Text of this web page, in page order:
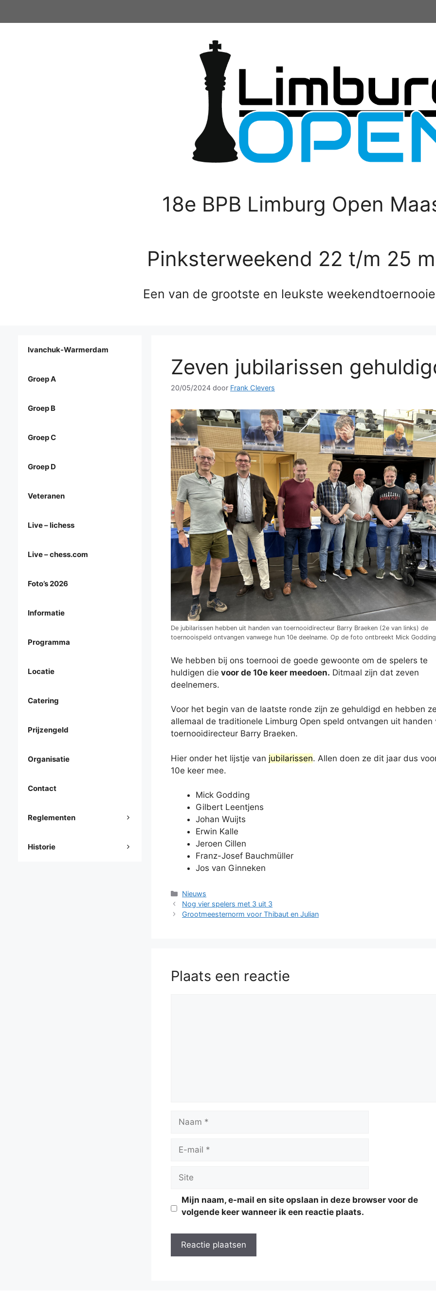
18e BPB Limburg Open
Pinksterweekend 22 t/m 25
Een van de grootste en leukste
Zeven jubilarissen
20/05/2024 door Frank Clevers
De jubilarissen hebben uit handen van toernooidirecteur Barry Braeken (2e van links) de
toernooispeld ontvangen vanwege hun 10e deelname. Op de foto ontbreekt Mick
We hebben bij ons toernooi de goede gewoonte om de spelers te
huldigen die voor de 10e keer meedoen. Ditmaal zijn dat zeven
deelnemers.
Voor het begin van de laatste ronde zijn ze gehuldigd en hebben
allemaal de traditionele Limburg Open speld ontvangen uit handen
toernooidirecteur Barry Braeken.
Hier onder het lijstje van jubilarissen. Allen doen ze dit jaar dus
10e keer mee.
Mick Godding
Gilbert Leentjens
Johan Wuijts
Erwin Kalle
Jeroen Cillen
Franz-Josef Bauchmüller
Jos van Ginneken
Categorieën
Nieuws
Nog vier spelers met 3 uit 3
Grootmeesternorm voor Thibaut en Julian
Plaats een reactie
Naam
Site
Mijn naam, e-mail en site opslaan in deze browser voor de
volgende keer wanneer ik een reactie plaats.
Ivanchuk-Warmerdam
Groep A
Groep B
Groep C
Groep D
Veteranen
Live – lichess
Live – chess.com
Foto’s 2026
Informatie
Programma
Locatie
Catering
Prijzengeld
Organisatie
Contact
Reglementen
Historie